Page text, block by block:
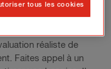
données critiques
réaliste de
Faites appel à un
tous les cookies